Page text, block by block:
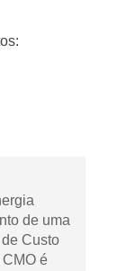
de uma
Custo
é